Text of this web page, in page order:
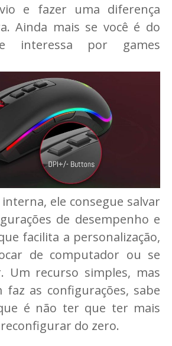
e fazer uma diferença
Ainda mais se você é do
interessa por games
ele consegue salvar
de desempenho e
facilita a personalização,
de computador ou se
Um recurso simples, mas
as configurações, sabe
é não ter que ter mais
do zero.